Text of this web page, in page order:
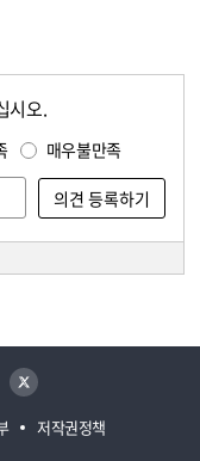
시오.
매우불만족
저작권정책
트위터